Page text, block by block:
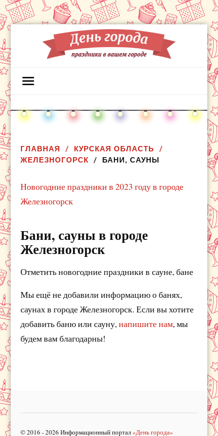
ГЛАВНАЯ
КУРСКАЯ ОБЛАСТЬ
ЖЕЛЕЗНОГОРСК
БАНИ, САУНЫ
Новогодние праздники в 2023 году в городе
Железногорск
Бани, сауны в городе
Железногорск
Отметить новогодние праздники в сауне, бане
Мы ещё не добавили информацию о банях,
саунах в городе Железногорск. Если вы хотите
добавить баню или сауну,напишите нам, мы
будем вам благодарны!
© 2016 - 2026 Информационный портал «День города»